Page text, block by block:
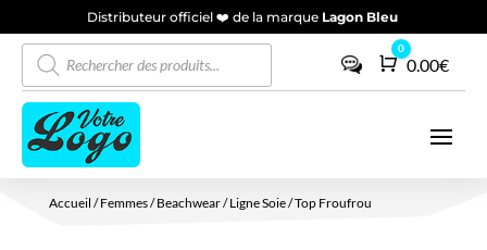
Distributeur officiel ❤️ de la marque Lagon Bleu
Recherche
produits
Panier
0
0.00€
Accueil /Femmes/Beachwear/Ligne Soie/ Top Froufrou